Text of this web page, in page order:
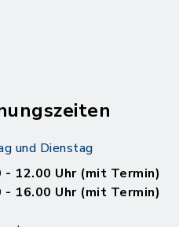
und Dienstag
- 12.00 Uhr (mit Termin)
- 16.00 Uhr (mit Termin)